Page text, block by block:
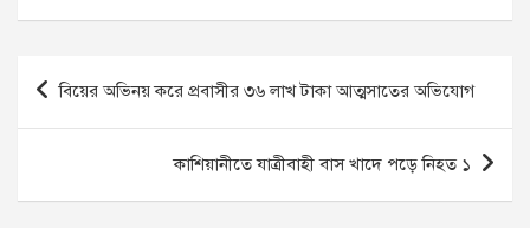
Post
navigation
বিয়ের অভিনয় করে প্রবাসীর ৩৬ লাখ টাকা আত্মসাতের অভিযোগ
কাশিয়ানীতে যাত্রীবাহী বাস খাদে পড়ে নিহত ১